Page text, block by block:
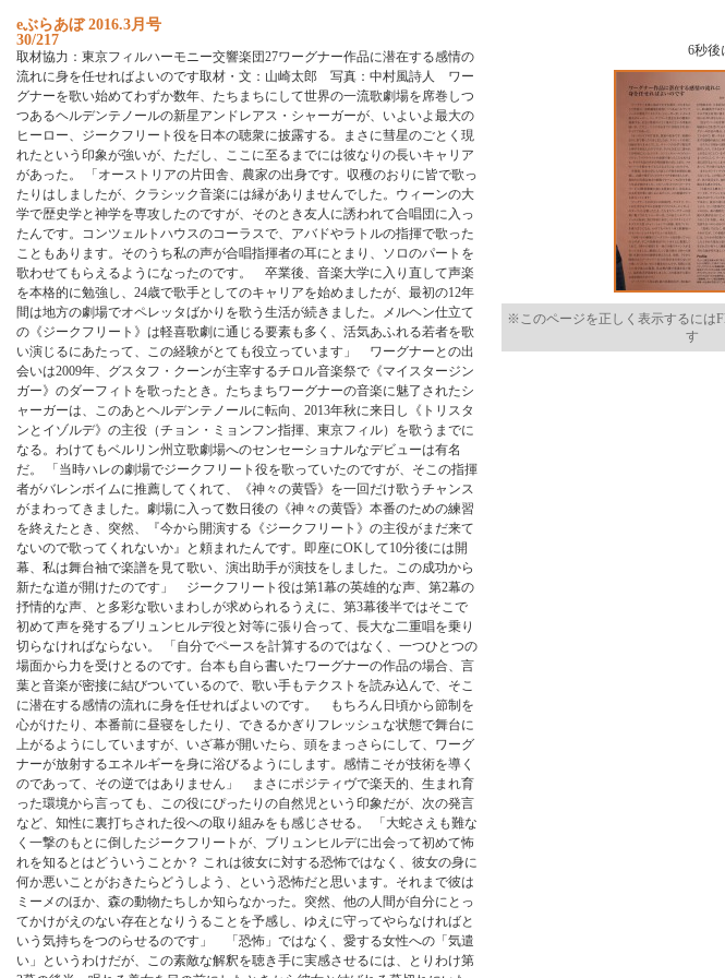
eぶらあぼ 2016.3月 号
30/217
取材協力 ： 東京フ ィ ルハーモニー交響楽 団27ワーグナー作品に潜在する感情の
流れに身を任せればよ いのです取材 ・ 文 ： 山崎太郎 写真 ： 中村風詩人 ワー
グナーを歌い始めてわずか数年、 たち ま ちに して世界の一流歌劇場を席巻 しつ
つあるヘルデンテ ノ ールの新星アン ドレアス ・ シ ャ ーガーが、 いよ いよ最大の
ヒ ー ロ ー、 ジーク フ リ ー ト 役を 日 本の聴衆に披露する。 ま さ に彗星のごと く 現
れた と いう 印象が強いが、 ただし 、 こ こ に至る ま でには彼な り の長いキ ャ リ ア
があ った。 「 オース ト リ アの片田舎、 農家の出身です。 収穫のお り に皆で歌 っ
た り は し ま したが、 ク ラ シ ッ ク音楽には縁があ り ま せんでした。 ウ ィ ーンの大
学で歴史学と 神学を専攻したのですが、 そのと き友人 に誘われて合唱団 に 入 っ
たんです。 コ ンツ ェル ト ハウスのコ ーラ スで、 アバドやラ ト ルの指揮で歌 った
こ と もあ り ま す。 そのう ち私の声が合唱指揮者の耳に と ま り 、 ソ ロのパー ト を
歌わせて も ら え るよ う にな ったのです。 卒業後、 音楽大学に 入 り 直して声楽
を本格的に勉強し 、 24歳で歌手と してのキ ャ リ アを始め ま したが、 最初の12年
間は地方の劇場でオペレ ッ タばかり を歌 う 生活が続き ま した。 メ ルヘン仕立て
の 《ジーク フ リ ー ト 》 は軽喜歌劇 に通 じ る要素も 多 く 、 活気あふれる若者を歌
い演じ るにあた って、 この経験がと て も役立 っていま す 」 ワーグナー と の出
会いは2009年、 グスタ フ ・ ク ーンが主宰するチ ロ ル音楽祭で 《マイ スタ ージン
ガー》 のダーフ ィ ト を歌 った と き 。 たち ま ちワーグナーの音楽に魅了 されたシ
ャ ーガーは、 このあ と ヘルデンテ ノ ールに転向 、 2013年秋に来日 し 《 ト リ スタ
ン と イ ゾルデ》 の主役 （チ ョ ン ・ ミ ョ ンフン指揮、 東京フ ィ ル） を歌 う ま でに
なる。 わけて もベルリ ン州立歌劇場へのセンセーシ ョナルなデビューは有名
だ。 「 当時ハレの劇場でジーク フ リ ー ト 役を歌 っていたのですが、 そこの指揮
者がバレンボイムに推薦して く れて、 《神々の黄昏》 を一回だけ歌 う チ ャ ンス
がま わって き ま した。 劇場に 入 って数日 後の 《神々の黄昏》 本番のための練習
を終え た と き 、 突然、 『今から 開演する 《ジーク フ リ ー ト 》 の主役がま だ来て
ないので歌 って く れないか』 と 頼ま れたんです。 即座にOKして10分後には開
幕、 私は舞台袖で楽譜を 見て歌い、 演出助手が演技を し ま した。 この成功から
新たな道が開 けたのです 」 ジーク フ リ ー ト 役は第1幕の英雄的な声、 第2幕の
抒情的な声、 と 多彩な歌いま わしが求め られる う え に、 第3幕後半ではそこで
初めて声を発するブリ ュン ヒ ルデ役と 対等に張り 合 って、 長大な二重唱を乗り
切 らなければな らない。 「 自分でペースを計算するのではな く 、 一つひ と つの
場面から 力を受け と るのです。 台本も 自 ら書いたワーグナーの作品の場合、 言
葉と 音楽が密接に結びついているので、 歌い手も テク ス ト を読み込んで、 そこ
に潜在する感情の流れに身を任せればよ いのです。 も ちろん 日 頃から節制 を
心がけた り 、 本番前に昼寝を した り 、 でき るかぎり フレ ッ シュな状態で舞台に
上がるよ う に していま すが、 いざ幕が開 いた ら 、 頭を ま っさ ら に して、 ワーグ
ナーが放射するエネルギーを身に浴びるよ う に し ま す。 感情こ そが技術を導 く
のであ って、 その逆ではあ り ま せん 」 ま さ にポジテ ィ ヴで楽天的、 生 ま れ育
った環境から言って も 、 この役にぴった り の自然児と いう 印象だが、 次の発言
な ど、 知性に裏打ちされた役への取 り 組みを も感じ させる。 「 大蛇さ え も難な
く 一撃のも と に倒 したジーク フ リ ー ト が、 ブリ ュン ヒ ルデに出会って初めて怖
れを知る と は どう いう こ と か ？ これは彼女に対する恐怖ではな く 、 彼女の身に
何か悪いこ と がお きた ら どう し よ う 、 と いう 恐怖だと 思いま す。 それま で彼は
ミ ー メのほか、 森の動物たち しか知 らなかった。 突然、 他の人 間が自分に と っ
てかけがえ のない存在と な り う るこ と を予感し 、 ゆ え に守ってやらなければと
いう 気持ちをつのらせるのです 」 「 恐怖 」 ではな く 、 愛する女性への 「 気遣
い 」 と いう わけだが、 この素敵な解釈を聴き手に実感させるには、 と り わけ第
6秒後
※このページを正しく表示するには
す